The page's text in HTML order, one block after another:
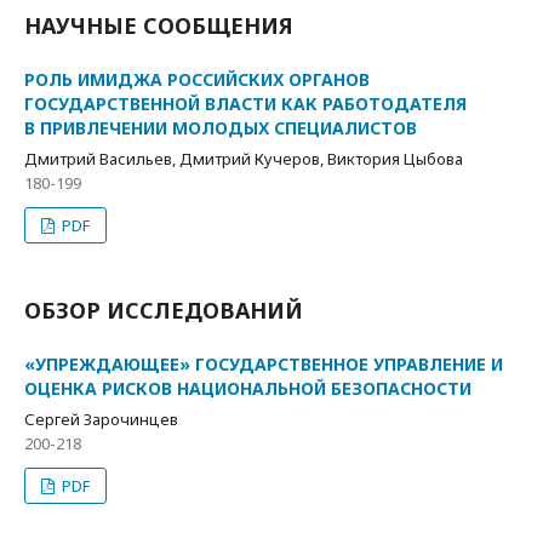
НАУЧНЫЕ СООБЩЕНИЯ
РОЛЬ ИМИДЖА РОССИЙСКИХ ОРГАНОВ
ГОСУДАРСТВЕННОЙ ВЛАСТИ КАК РАБОТОДАТЕЛЯ
В ПРИВЛЕЧЕНИИ МОЛОДЫХ СПЕЦИАЛИСТОВ
Дмитрий Васильев, Дмитрий Кучеров, Виктория Цыбова
180-199
PDF
ОБЗОР ИССЛЕДОВАНИЙ
«УПРЕЖДАЮЩЕЕ» ГОСУДАРСТВЕННОЕ УПРАВЛЕНИЕ И
ОЦЕНКА РИСКОВ НАЦИОНАЛЬНОЙ БЕЗОПАСНОСТИ
Сергей Зарочинцев
200-218
PDF